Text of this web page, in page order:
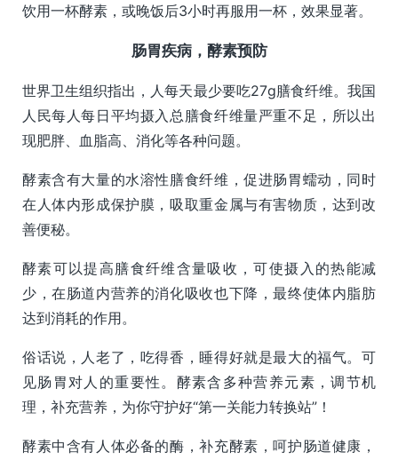
饮用一杯酵素，或晚饭后3小时再服用一杯，效果显著。
肠胃疾病，酵素预防
世界卫生组织指出，人每天最少要吃27g膳食纤维。我国
人民每人每日平均摄入总膳食纤维量严重不足，所以出
现肥胖、血脂高、消化等各种问题。
酵素含有大量的水溶性膳食纤维，促进肠胃蠕动，同时
在人体内形成保护膜，吸取重金属与有害物质，达到改
善便秘。
酵素可以提高膳食纤维含量吸收，可使摄入的热能减
少，在肠道内营养的消化吸收也下降，最终使体内脂肪
达到消耗的作用。
俗话说，人老了，吃得香，睡得好就是最大的福气。可
见肠胃对人的重要性。酵素含多种营养元素，调节机
理，补充营养，为你守护好“第一关能力转换站”！
酵素中含有人体必备的酶，补充酵素，呵护肠道健康，